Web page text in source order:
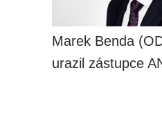
Marek Benda
urazil zástupce